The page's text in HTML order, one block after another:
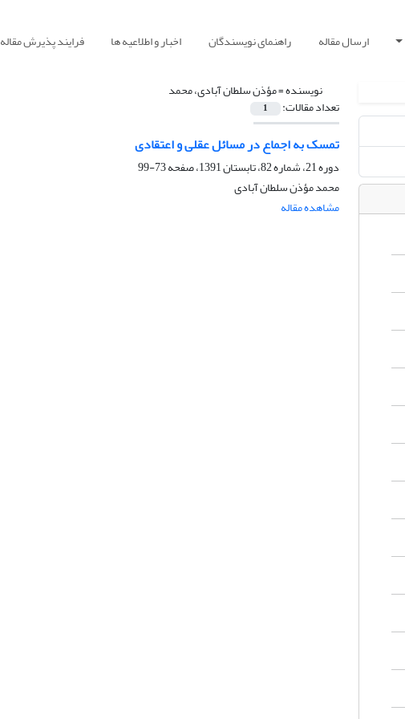
ارسال مقاله راهنمای نویسندگان اخبار و اطلاعیه ها فرایند پذیرش مقاله
نویسنده =مؤذن سلطان آبادی، محمد
تعداد مقالات: 1
تمسک به اجماع در مسائل عقلی و اعتقادی
دوره 21، شماره 82، تابستان 1391، صفحه
73-99
محمد مؤذن سلطان آبادی
مشاهده مقاله